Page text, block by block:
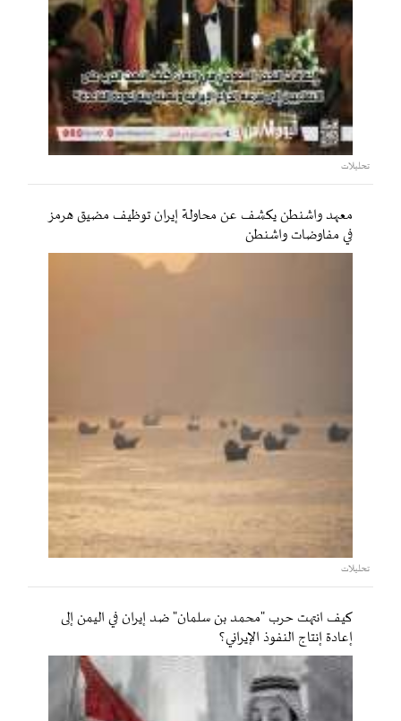
تحليلات
معهد واشنطن يكشف عن محاولة إيران توظيف مضيق هرمز
في مفاوضات واشنطن
تحليلات
كيف انتهت حرب "محمد بن سلمان" ضد إيران في اليمن إلى
إعادة إنتاج النفوذ الإيراني؟